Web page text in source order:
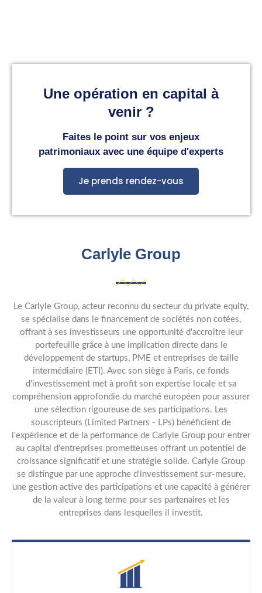
Une opération en capital à
venir ?
Faites le point sur vos enjeux
patrimoniaux avec une équipe d'experts
Je prends rendez-vous
Carlyle Group
Le Carlyle Group, acteur reconnu du secteur du private equity,
se spécialise dans le financement de sociétés non cotées,
offrant à ses investisseurs une opportunité d'accroître leur
portefeuille grâce à une implication directe dans le
développement de startups, PME et entreprises de taille
intermédiaire (ETI). Avec son siège à Paris, ce fonds
d'investissement met à profit son expertise locale et sa
compréhension approfondie du marché européen pour assurer
une sélection rigoureuse de ses participations. Les
souscripteurs (Limited Partners - LPs) bénéficient de
l'expérience et de la performance de Carlyle Group pour entrer
au capital d'entreprises prometteuses offrant un potentiel de
croissance significatif et une stratégie solide. Carlyle Group
se distingue par une approche d'investissement sur-mesure,
une gestion active des participations et une capacité à générer
de la valeur à long terme pour ses partenaires et les
entreprises dans lesquelles il investit.